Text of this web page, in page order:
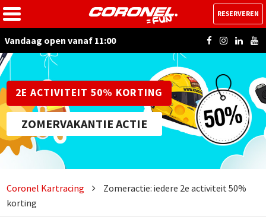
Vandaag open vanaf 11:00
RESERVEREN
2E ACTIVITEIT 50% KORTING
ZOMERVAKANTIE ACTIE
Coronel Kartracing
Zomeractie: iedere 2e activiteit 50%
korting